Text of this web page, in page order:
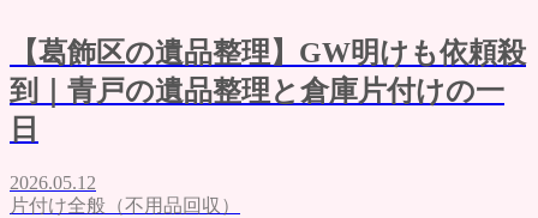
【葛飾区の遺品整理】GW明けも依頼殺
到｜青戸の遺品整理と倉庫片付けの一
日
2026.05.12
片付け全般（不用品回収）